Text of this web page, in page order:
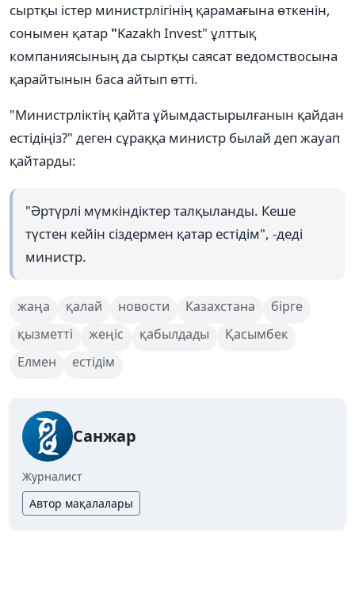
сыртқы істер министрлігінің қарамағына өткенін,
сонымен қатар "Kazakh Invest" ұлттық
компаниясының да сыртқы саясат ведомствосына
қарайтынын баса айтып өтті.
"Министрліктің қайта ұйымдастырылғанын қайдан
естідіңіз?" деген сұраққа министр былай деп жауап
қайтарды:
"Әртүрлі мүмкіндіктер талқыланды. Кеше
түстен кейін сіздермен қатар естідім", -деді
министр.
жаңа қалай новости Казахстана
бірге
қызметті
жеңіс қабылдады
Қасымбек
Елмен
естідім
Санжар
Журналист
Автор мақалалары